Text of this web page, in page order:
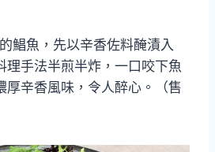
鯧魚，先以辛香佐料醃漬入
理手法半煎半炸，一口咬下魚
厚辛香風味，令人醉心。（售